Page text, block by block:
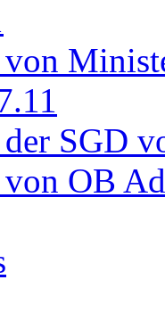
SGD
OB